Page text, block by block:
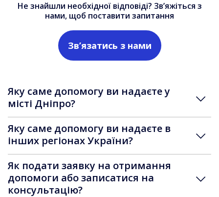
Не знайшли необхідної відповіді? Зв’яжіться з
нами, щоб поставити запитання
Зв’язатись з нами
Яку саме допомогу ви надаєте у
місті Дніпро?
Яку саме допомогу ви надаєте в
інших регіонах України?
Як подати заявку на отримання
допомоги або записатися на
консультацію?